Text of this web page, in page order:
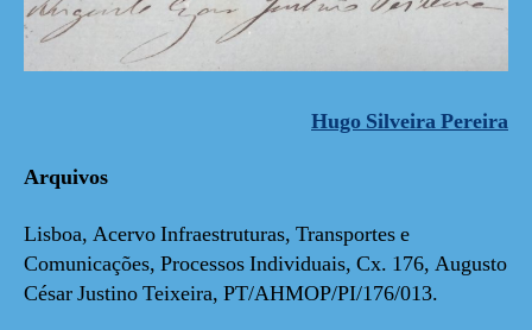
Hugo Silveira Pereira
Arquivos
Lisboa, Acervo Infraestruturas, Transportes e
Comunicações, Processos Individuais, Cx. 176, Augusto
César Justino Teixeira, PT/AHMOP/PI/176/013.